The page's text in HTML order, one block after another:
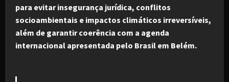
para evitar insegurança jurídica, conflitos
socioambientais e impactos climáticos irreversíveis,
além de garantir coerência com a agenda
internacional apresentada pelo Brasil em Belém.